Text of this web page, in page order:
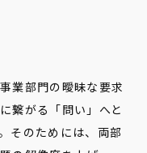
業部門の曖昧な要求
繋がる「問い」へと
そのためには、両部